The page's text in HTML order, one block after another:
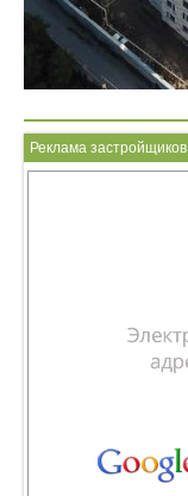
Реклама застройщиков